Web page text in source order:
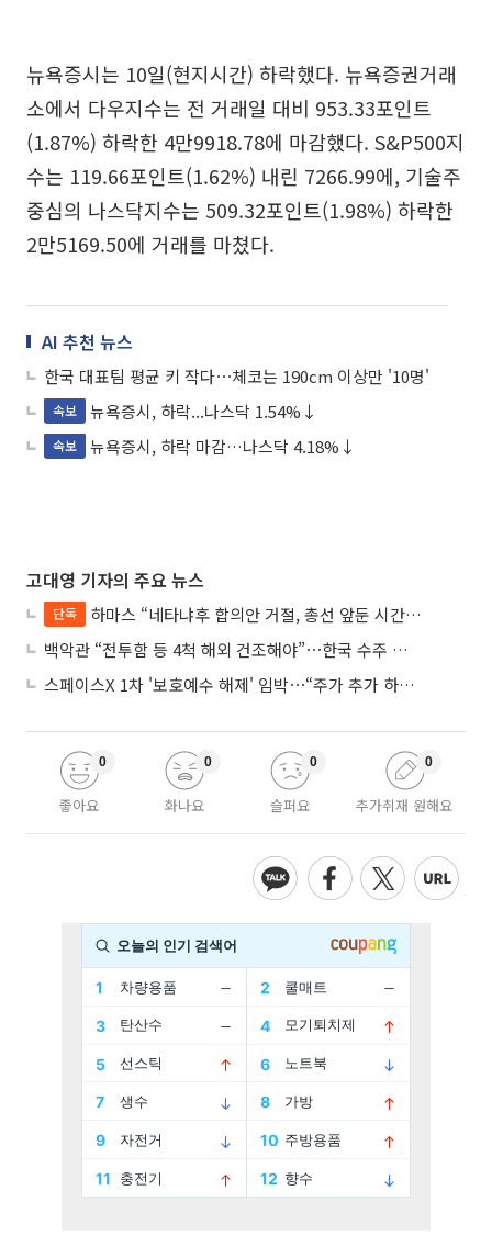
뉴욕증시는 10일(현지시간) 하락했다. 뉴욕증권거래
소에서 다우지수는 전 거래일 대비 953.33포인트
(1.87%) 하락한 4만9918.78에 마감했다. S&P500지
수는 119.66포인트(1.62%) 내린 7266.99에, 기술주
중심의 나스닥지수는 509.32포인트(1.98%) 하락한
2만5169.50에 거래를 마쳤다.
AI 추천 뉴스
한국 대표팀 평균 키 작다⋯체코는 190cm 이상만 '10명'
속보 뉴욕증시, 하락...나스닥 1.54%↓
속보 뉴욕증시, 하락 마감…나스닥 4.18%↓
고대영 기자의 주요 뉴스
단독
하마스 “네타냐후 합의안 거절, 총선 앞둔 시간 끌기”
백악관 “전투함 등 4척 해외 건조해야”⋯한국 수주 기대
스페이스X 1차 '보호예수 해제' 임박⋯“주가 추가 하락 가능성”
좋아요
0
화나요
0
슬퍼요
0
추가취재 원해요
0